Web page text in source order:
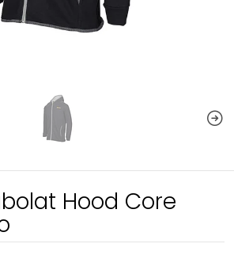
Hood Core